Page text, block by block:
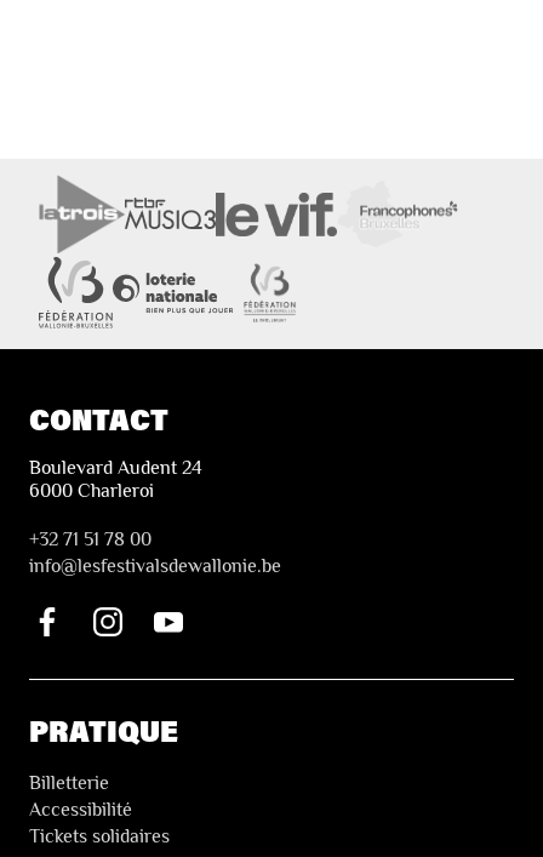
CONTACT
Boulevard Audent 24
6000 Charleroi
+32 71 51 78 00
info@lesfestivalsdewallonie.be
PRATIQUE
Billetterie
Accessibilité
Tickets solidaires